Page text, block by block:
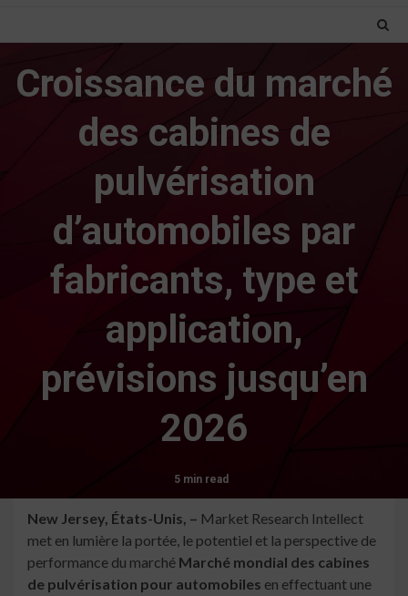
Croissance du marché
des cabines de
pulvérisation
d’automobiles par
fabricants, type et
application,
prévisions jusqu’en
2026
5 min read
New Jersey, États-Unis, – Market Research Intellect
met en lumière la portée, le potentiel et la perspective de
performance du marché Marché mondial des cabines
de pulvérisation pour automobiles en effectuant une